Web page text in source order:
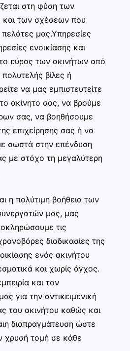
στη φύση των
και των σχέσεων που
μας.Υπηρεσίες
ενοικίασης και
εύρος των ακινήτων από
βίλες ή
να μας εμπιστευτείτε
ακίνητο σας, να βρούμε
σας, να βοηθήσουμε
επιχείρησης σας ή να
σωστά στην επένδυση
με στόχο τη μεγαλύτερη
η πολύτιμη βοήθεια των
μας, μας
τις
διαδικασίες της
ενός ακινήτου
και χωρίς άγχος.
και τον
για την αντικειμενική
του ακινήτου καθώς και
διαπραγμάτευση ώστε
χρυσή τομή σε κάθε